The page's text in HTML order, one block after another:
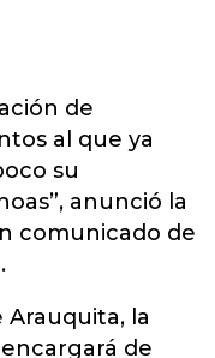
de
al que ya
su
anunció la
comunicado de
Arauquita, la
de